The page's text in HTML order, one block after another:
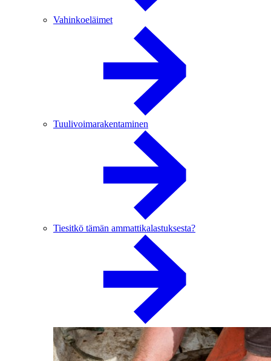
Vahinkoeläimet
Tuulivoimarakentaminen
Tiesitkö tämän ammattikalastuksesta?